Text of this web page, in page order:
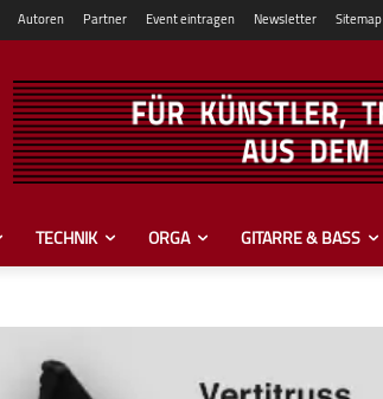
Autoren Partner Event eintragen Newsletter Sitemap
TECHNIK ORGA GITARRE & BASS